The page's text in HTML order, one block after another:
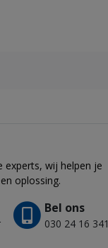
experts, wij helpen je
oplossing.
Bel ons
030 24 16 341